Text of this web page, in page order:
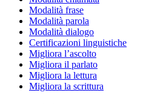
Modalità frase
Modalità parola
Modalità dialogo
Certificazioni linguistiche
Migliora l’ascolto
Migliora il parlato
Migliora la lettura
Migliora la scrittura